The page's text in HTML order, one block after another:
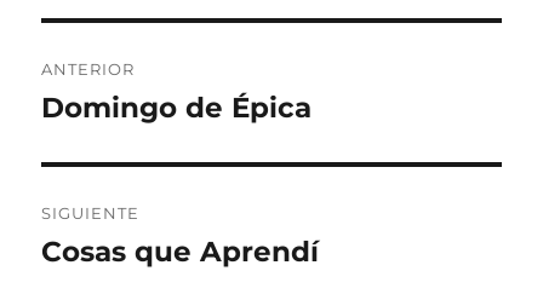
de
ANTERIOR
Entrada
Domingo de Épica
SIGUIENTE
Entrada
Cosas que Aprendí